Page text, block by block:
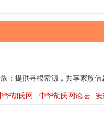
；提供寻根索源，共享家族信
华胡氏网 中华胡氏网论坛